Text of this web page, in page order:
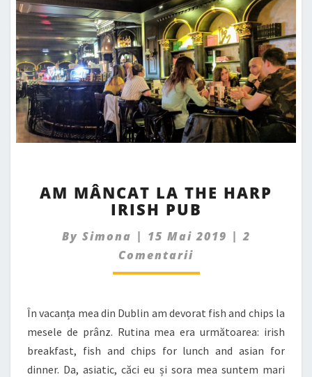
MÂNCAT
LA
HARP
IRISH
PUB
AM MÂNCAT LA THE HARP
IRISH PUB
By Simona | 15 Mai 2019 |Comments
2
Comentarii
În vacanța mea din Dublin am devorat fish and chips la
mesele de prânz. Rutina mea era următoarea: irish
breakfast, fish and chips for lunch and asian for
dinner. Da, asiatic, căci eu și sora mea suntem mari